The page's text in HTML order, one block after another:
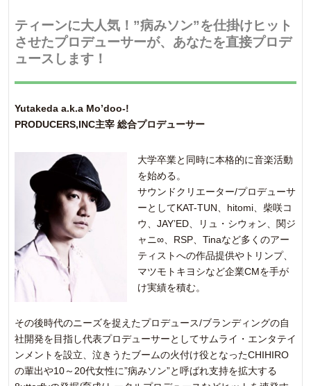
ティーンに大人気！”病みソン”を仕掛けヒット
させたプロデューサーが、あなたを直接プロデ
ュースします！
Yutakeda a.k.a Mo’doo-!
PRODUCERS,INC主宰 総合プロデューサー
大学卒業と同時に本格的に音楽活動
を始める。
サウンドクリエーター/プロデューサ
ーとしてKAT-TUN、hitomi、柴咲コ
ウ、JAY’ED、リュ・シウォン、関ジ
ャニ∞、RSP、Tinaなど多くのアー
ティストへの作品提供やトリンプ、
マツモトキヨシなど企業CMを手が
け実績を積む。
その後時代のニーズを捉えたプロデュース/ブランディングの自
社開発を目指し代表プロデューサーとしてサムライ・エンタテイ
ンメントを設立、泣きうたブームの火付け役となったCHIHIRO
の輩出や10～20代女性に”病みソン”と呼ばれ支持を拡大する